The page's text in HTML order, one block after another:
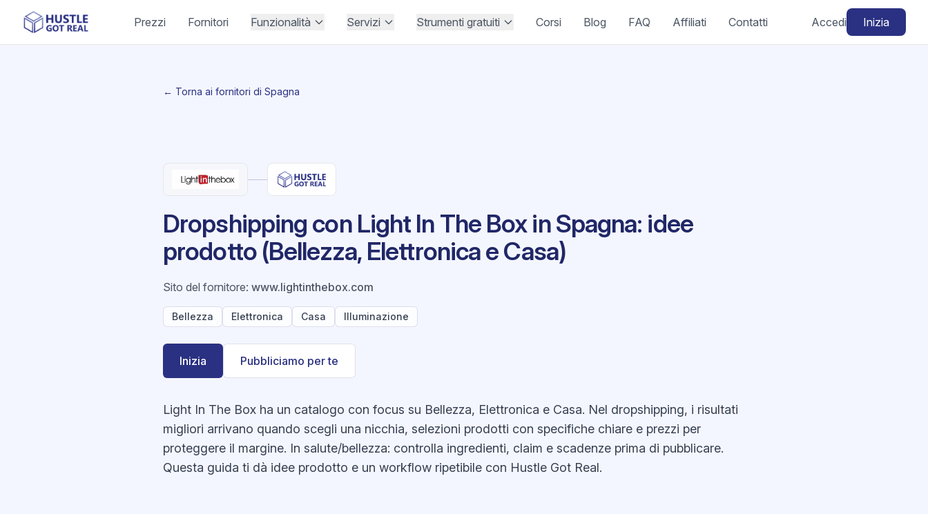
Prezzi Fornitori Funzionalità Servizi Strumenti gratuiti Corsi Blog FAQ Affiliati Contatti Accedi Inizia
← Torna ai fornitori di Spagna
Dropshipping con Light In The Box in Spagna: idee
prodotto (Bellezza, Elettronica e Casa)
Sito del fornitore: www.lightinthebox.com
Bellezza Elettronica Casa Illuminazione
Inizia Pubbliciamo per te
Light In The Box ha un catalogo con focus su Bellezza, Elettronica e Casa. Nel dropshipping, i risultati
migliori arrivano quando scegli una nicchia, selezioni prodotti con specifiche chiare e prezzi per
proteggere il margine. In salute/bellezza: controlla ingredienti, claim e scadenze prima di pubblicare.
Questa guida ti dà idee prodotto e un workflow ripetibile con Hustle Got Real.